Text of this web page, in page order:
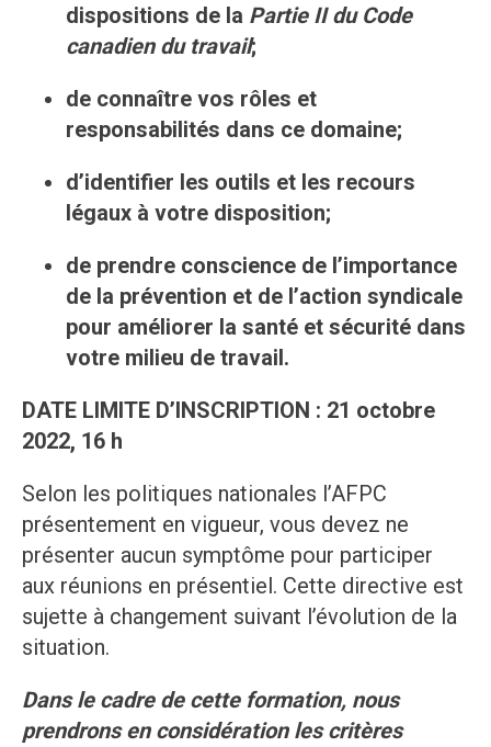
dispositions de la Partie II du Code
canadien du travail;
de connaître vos rôles et
responsabilités dans ce domaine;
d’identifier les outils et les recours
légaux à votre disposition;
de prendre conscience de l’importance
de la prévention et de l’action syndicale
pour améliorer la santé et sécurité dans
votre milieu de travail.
DATE LIMITE D’INSCRIPTION : 21 octobre
2022, 16 h
Selon les politiques nationales l’AFPC
présentement en vigueur, vous devez ne
présenter aucun symptôme pour participer
aux réunions en présentiel. Cette directive est
sujette à changement suivant l’évolution de la
situation.
Dans le cadre de cette formation, nous
prendrons en considération les critères